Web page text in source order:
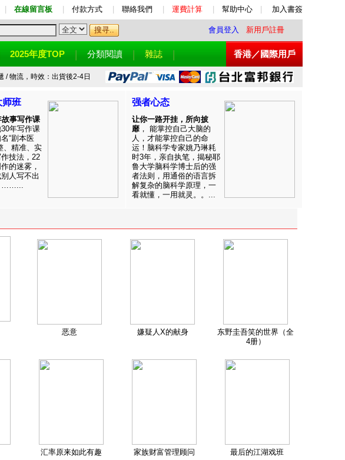
在線留言板 付款方式 聯絡我們 運費計算 幫助中心 加入書簽
會員登入 新用戶註冊
2025年度TOP 分類閱讀 雜誌 香港／國際用戶
/ 物流，時效：出貨後2-4日
师班
故事写作课
30年写作课
“剧本医
、精准、实
技法，22
的迷雾，
人写不出
……...
强者心态
让你一路开挂，所向披
靡 ， 能掌控自己大脑的
人，才能掌控自己的命
运！脑科学专家姚乃琳耗
时3年，亲自执笔，揭秘耶
鲁大学脑科学博士后的强
者法则，用通俗的语言拆
解复杂的脑科学原理，一
看就懂，一用就灵。。...
恶意 嫌疑人X的献身
东野圭吾笑的世界（全
4册）
汇率原来如此有趣 家族财富管理顾问 最后的江湖戏班